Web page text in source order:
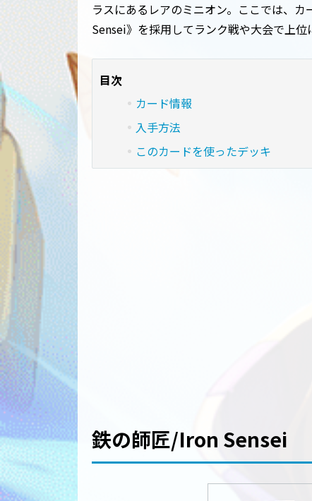
ラスにあるレアのミニオン。ここでは、
Sensei》を採用してランク戦や大会で上位
目次
カード情報
入手方法
このカードを使ったデッキ
鉄の師匠/Iron Sensei